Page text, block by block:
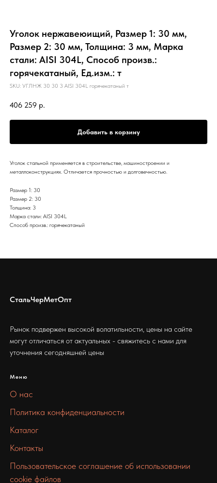
Уголок нержавеюищий, Размер 1: 30 мм,
Размер 2: 30 мм, Толщина: 3 мм, Марка
стали: AISI 304L, Способ произв.:
горячекатаный, Ед.изм.: т
SKU: УГЛНЖ 30 30 3 AISI 304L горячекатаный т
406 259 р.
Добавить в корзину
Уголок стальной применяется в строительстве, машиностроении и
металлоконструкциях. Отличается прочностью и долговечностью.
Размер 1: 30
Размер 2: 30
Толщина: 3
Марка стали: AISI 304L
Способ произв.: горячекатаный
СтальЧерМетОпт
Рынок подвержен высокой волатильности, цены на сайте
могут отличаться от актуальных - свяжитесь с нами для
уточнения сегодняшней цены
Меню
О нас
Политика конфиденциальности
Каталог
Контакты
Пользовательское соглашение об использовании
cookie файлов